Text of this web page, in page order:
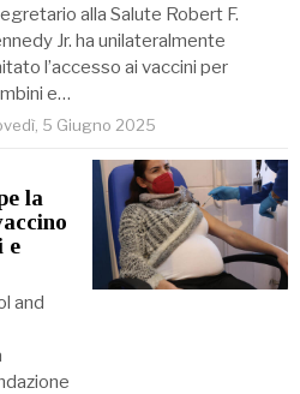
alla Salute Robert F.
Jr. ha unilateralmente
l’accesso ai vaccini per
e…
5 Giugno 2025
la
e
and